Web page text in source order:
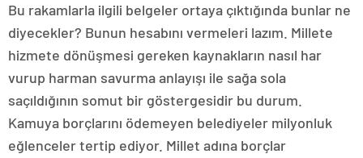
Bu rakamlarla ilgili belgeler ortaya çıktığında bunlar ne
diyecekler? Bunun hesabını vermeleri lazım. Millete
hizmete dönüşmesi gereken kaynakların nasıl har
vurup harman savurma anlayışı ile sağa sola
saçıldığının somut bir göstergesidir bu durum.
Kamuya borçlarını ödemeyen belediyeler milyonluk
eğlenceler tertip ediyor. Millet adına borçlar